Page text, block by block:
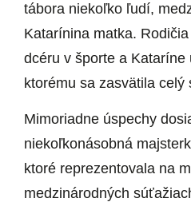
tábora niekoľko ľudí,
Katarínina matka.
dcéru v športe a Kataríne
ktorému sa zasvätila celý
Mimoriadne úspechy
niekoľkonásobná
ktoré reprezentovala na
medzinárodných